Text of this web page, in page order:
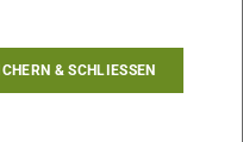
überhaupt
Welche politischen
Wie funktioniert
lassen sich aus
& SCHLIESSEN